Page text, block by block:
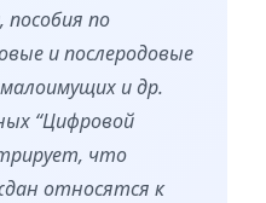
по
и послеродовые
и др.
“Цифровой
что
относятся к